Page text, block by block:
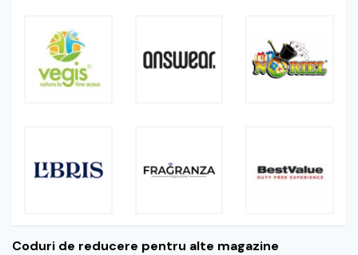
Coduri de reducere pentru alte magazine